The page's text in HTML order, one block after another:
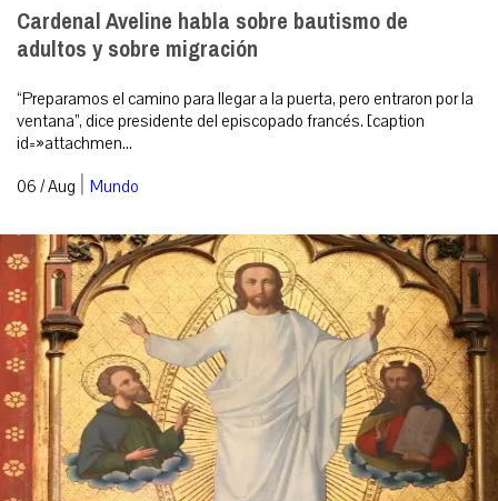
Cardenal Aveline habla sobre bautismo de
adultos y sobre migración
“Preparamos el camino para llegar a la puerta, pero entraron por la
ventana”, dice presidente del episcopado francés. [caption
id=»attachmen...
06 / Aug | Mundo